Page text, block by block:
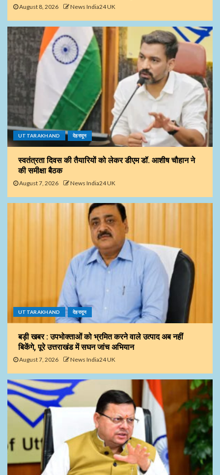
August 8, 2026 News India24 UK
UTTARAKHAND देहरादून
स्वतंत्रता दिवस की तैयारियों को लेकर डीएम डॉ. आशीष चौहान ने
की समीक्षा बैठक
August 7, 2026 News India24 UK
UTTARAKHAND देहरादून
बड़ी खबर : उपभोक्ताओं को भ्रमित करने वाले उत्पाद अब नहीं
बिकेंगे, पूरे उत्तराखंड में सघन जांच अभियान
August 7, 2026 News India24 UK